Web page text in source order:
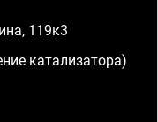
119к3
катализатора)